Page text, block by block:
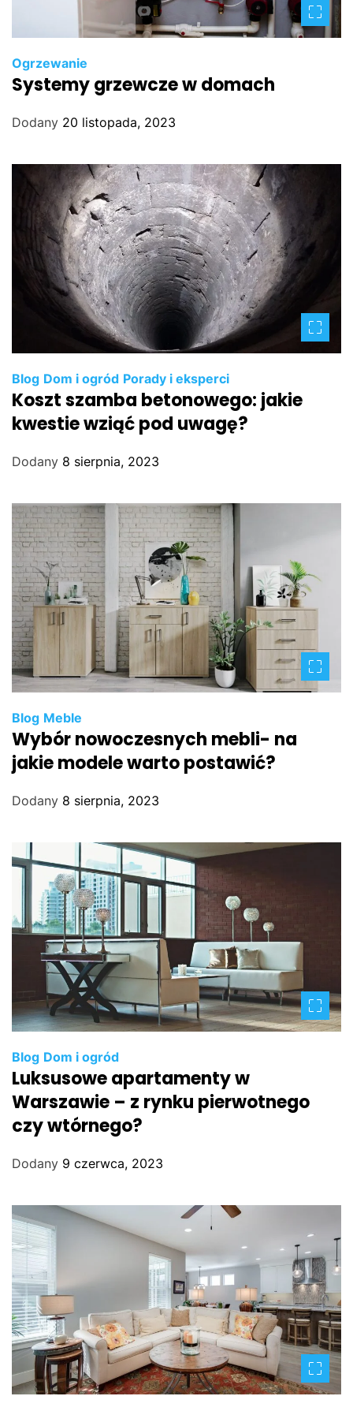
Ogrzewanie
Systemy grzewcze w domach
Dodany 20 listopada, 2023
Blog Dom i ogród Porady i eksperci
Koszt szamba betonowego: jakie
kwestie wziąć pod uwagę?
Dodany 8 sierpnia, 2023
Blog Meble
Wybór nowoczesnych mebli- na
jakie modele warto postawić?
Dodany 8 sierpnia, 2023
Blog Dom i ogród
Luksusowe apartamenty w
Warszawie – z rynku pierwotnego
czy wtórnego?
Dodany 9 czerwca, 2023